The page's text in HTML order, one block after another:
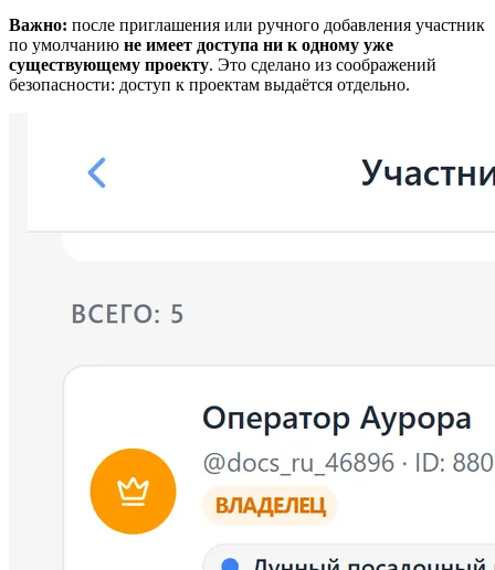
Важно: после приглашения или ручного добавления участник
по умолчанию не имеет доступа ни к одному уже
существующему проекту. Это сделано из соображений
безопасности: доступ к проектам выдаётся отдельно.